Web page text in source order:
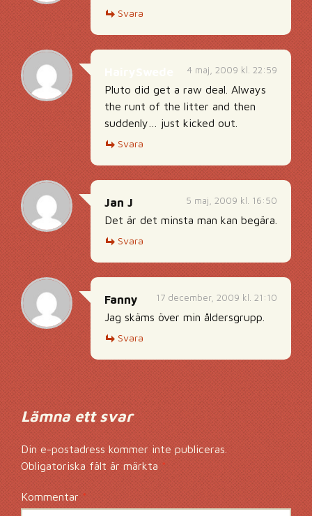
Svara
4 maj, 2009 kl. 22:59
Pluto did get a raw deal. Always
the runt of the litter and then
suddenly… just kicked out.
Svara
5 maj, 2009 kl. 16:50
Jan J
Det är det minsta man kan begära.
Svara
17 december, 2009 kl. 21:10
Fanny
Jag skäms över min åldersgrupp.
Svara
Lämna ett svar
Din e-postadress kommer inte publiceras.
Obligatoriska fält är märkta*
Kommentar*